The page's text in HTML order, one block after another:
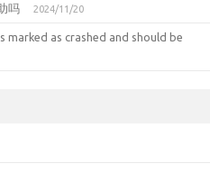
吗 2024/11/20
marked as crashed and should be